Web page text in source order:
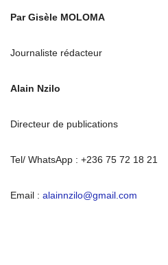
Par Gisèle MOLOMA
Journaliste rédacteur
Alain Nzilo
Directeur de publications
Tel/ WhatsApp : +236 75 72 18 21
Email : alainnzilo@gmail.com